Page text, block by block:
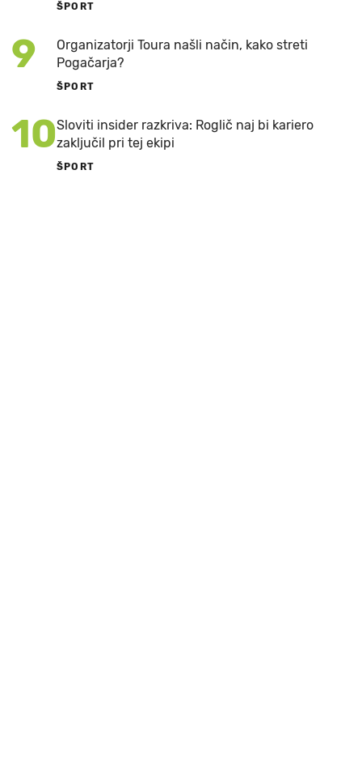
ŠPORT
9
Organizatorji Toura našli način, kako streti
Pogačarja?
ŠPORT
10Sloviti insider razkriva: Roglič naj bi kariero
zaključil pri tej ekipi
ŠPORT